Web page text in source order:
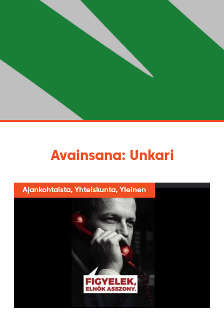
Avainsana: Unkari
Ajankohtaista, Yhteiskunta, Yleinen